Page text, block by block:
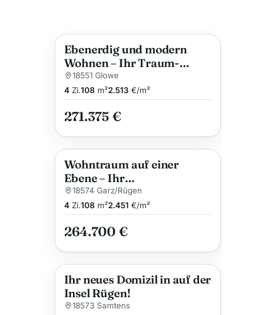
Neu Anzeige
Ebenerdig und modern
Wohnen – Ihr Traum-
Bungalow mit überdachter
Terrasse
18551 Glowe
4Zi.108 m²2.513 €/m²
271.375 €
Neu Anzeige
Wohntraum auf einer
Ebene – Ihr
Winkelbungalow mit
überdachter Terrasse
18574 Garz/Rügen
4Zi.108 m²2.451 €/m²
264.700 €
Neu Anzeige
Ihr neues Domizil in auf der
Insel Rügen!
18573 Samtens